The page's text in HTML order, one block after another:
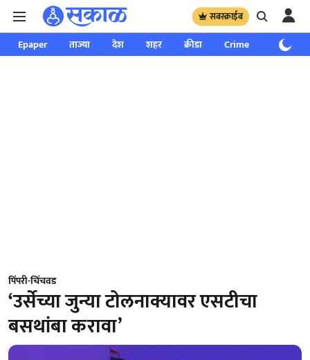
सबस्क्राईब
Epaper ताज्या देश शहर क्रीडा Crime साप्ताहिक
पिंपरी-चिंचवड
‘उर्सेच्या जुन्या टोलनाक्यावर एसटीचा
बसथांबा करावा’